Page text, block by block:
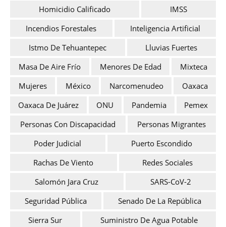
Homicidio Calificado
IMSS
Incendios Forestales
Inteligencia Artificial
Istmo De Tehuantepec
Lluvias Fuertes
Masa De Aire Frío
Menores De Edad
Mixteca
Mujeres
México Narcomenudeo
Oaxaca
Oaxaca De Juárez
ONU Pandemia
Pemex
Personas Con Discapacidad
Personas Migrantes
Poder Judicial
Puerto Escondido
Rachas De Viento
Redes Sociales
Salomón Jara Cruz
SARS-CoV-2
Seguridad Pública
Senado De La República
Sierra Sur
Suministro De Agua Potable